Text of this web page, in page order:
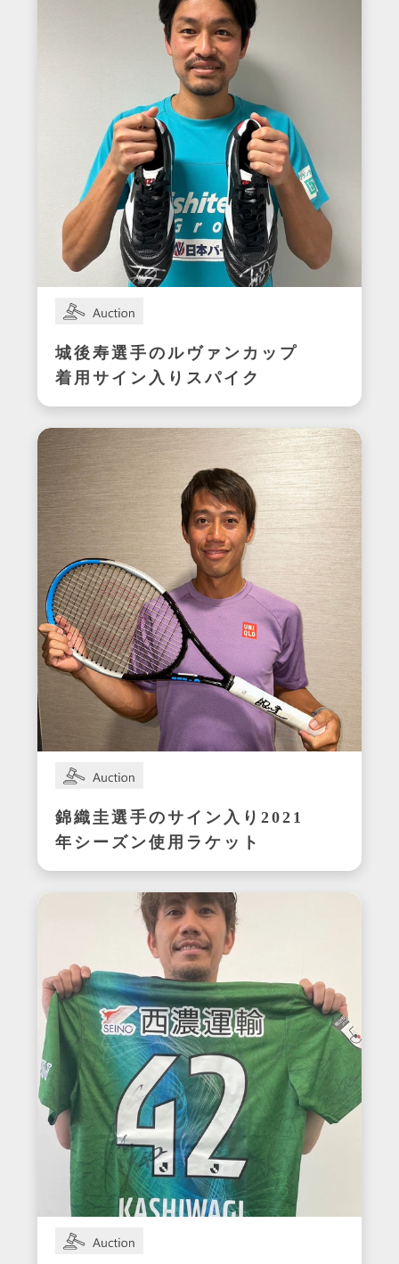
城後寿選手のルヴァンカップ
着用サイン入りスパイク
錦織圭選手のサイン入り2021
年シーズン使用ラケット